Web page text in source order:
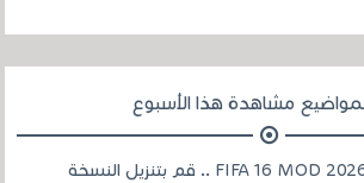
مشاهدة هذا الأسبوع
FIFA 16 MOD 2026 .. قم بتنزيل النسخة